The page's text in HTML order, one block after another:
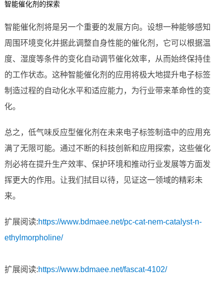
智能催化剂的探索
智能催化剂将是另一个重要的发展方向。设想一种能够感知
周围环境变化并据此调整自身性能的催化剂，它可以根据温
度、湿度等条件的变化自动调节催化效率，从而始终保持佳
的工作状态。这种智能催化剂的应用将极大地提升电子标签
制造过程的自动化水平和适应能力，为行业带来革命性的变
化。
总之，低气味反应型催化剂在未来电子标签制造中的应用充
满了无限可能。通过不断的科技创新和应用探索，这些催化
剂必将在提升生产效率、保护环境和推动行业发展等方面发
挥更大的作用。让我们拭目以待，见证这一领域的精彩未
来。
扩展阅读:https://www.bdmaee.net/pc-cat-nem-catalyst-n-
ethylmorpholine/
扩展阅读:https://www.bdmaee.net/fascat-4102/